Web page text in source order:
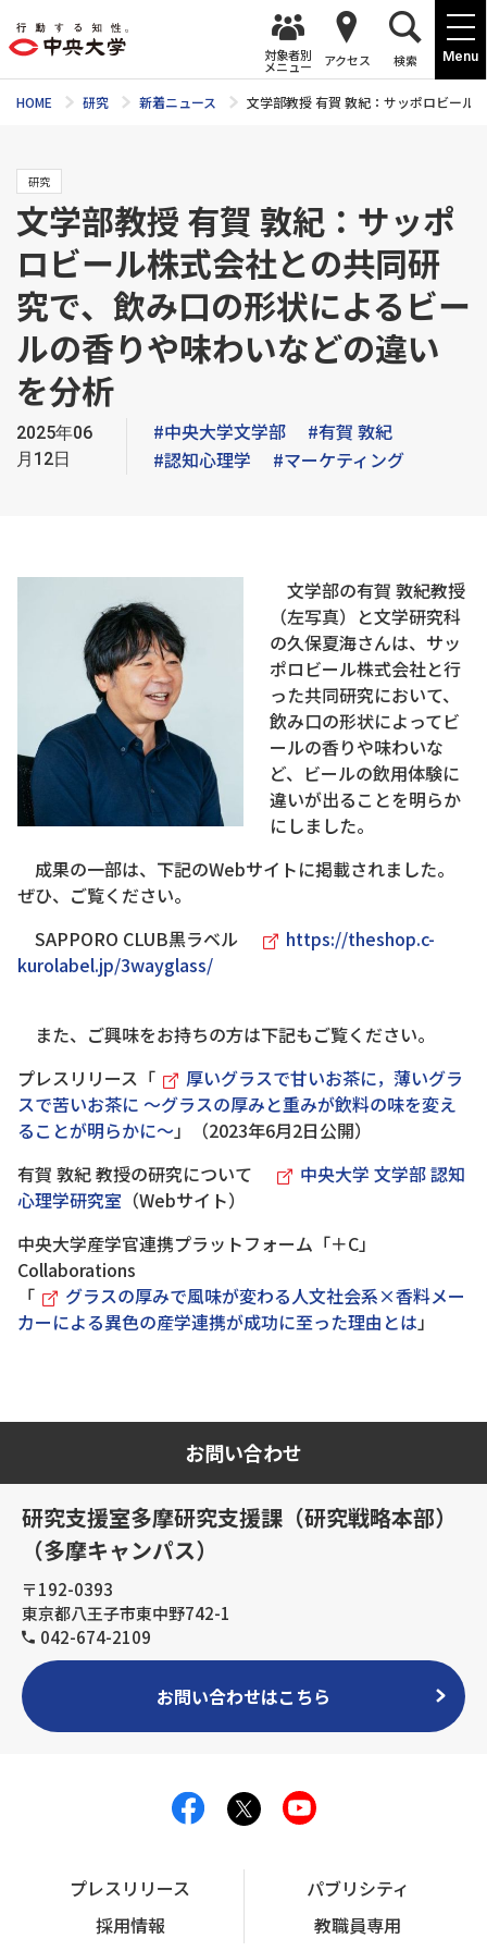
Menu
対象者別
メニュー アクセス 検索
HOME 研究 新着ニュース 文学部教授 有賀 敦紀：サッポロビール
研究
文学部教授 有賀 敦紀：サッポ
ロビール株式会社との共同研
究で、飲み口の形状によるビー
ルの香りや味わいなどの違い
を分析
2025年06
月12日
#中央大学文学部
#有賀 敦紀
#認知心理学
#マーケティング
文学部の有賀 敦紀教授
（左写真）と文学研究科
の久保夏海さんは、サッ
ポロビール株式会社と行
った共同研究において、
飲み口の形状によってビ
ールの香りや味わいな
ど、ビールの飲用体験に
違いが出ることを明らか
にしました。
成果の一部は、下記のWebサイトに掲載されました。
ぜひ、ご覧ください。
SAPPORO CLUB黒ラベル
https://theshop.c-
kurolabel.jp/3wayglass/
また、ご興味をお持ちの方は下記もご覧ください。
プレスリリース「
厚いグラスで甘いお茶に，薄いグラ
スで苦いお茶に 〜グラスの厚みと重みが飲料の味を変え
ることが明らかに〜」（2023年6月2日公開）
有賀 敦紀 教授の研究について
中央大学 文学部 認知
心理学研究室 （Webサイト）
中央大学産学官連携プラットフォーム「＋C」
Collaborations
「
グラスの厚みで風味が変わる人文社会系×香料メー
カーによる異色の産学連携が成功に至った理由とは」
お問い合わせ
研究支援室多摩研究支援課（研究戦略本部）
（多摩キャンパス）
〒192-0393
東京都八王子市東中野742-1
042-674-2109
お問い合わせはこちら
プレスリリース
パブリシティ
採用情報
教職員専用